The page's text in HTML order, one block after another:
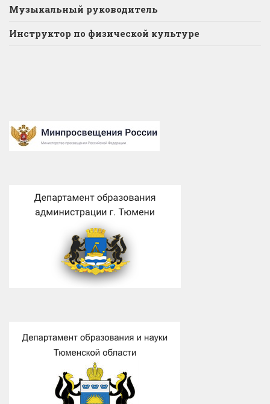
Музыкальный руководитель
Инструктор по физической культуре